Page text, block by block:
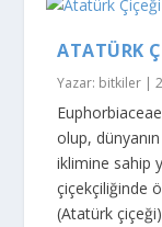
ATATÜRK
Yazar: bitkiler |
olup,
iklimine sahip
çiçekçiliğinde
(Atatürk